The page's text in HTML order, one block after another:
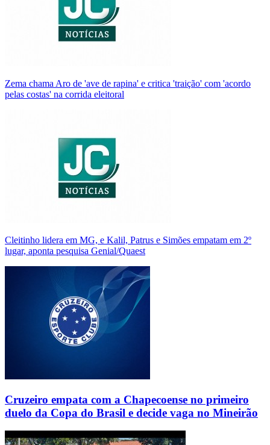
Zema chama Aro de 'ave de rapina' e critica 'traição' com 'acordo
pelas costas' na corrida eleitoral
Cleitinho lidera em MG, e Kalil, Patrus e Simões empatam em 2º
lugar, aponta pesquisa Genial/Quaest
Cruzeiro empata com a Chapecoense no primeiro
duelo da Copa do Brasil e decide vaga no Mineirão